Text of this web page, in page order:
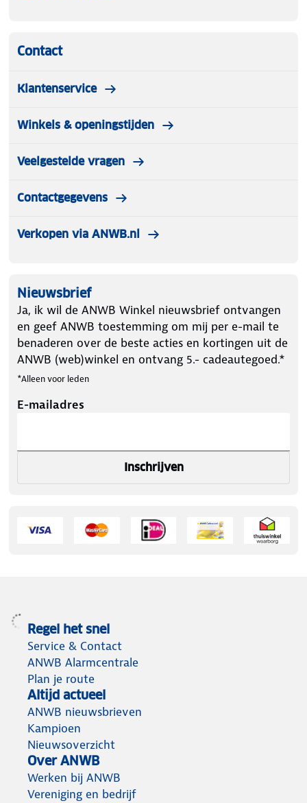
Contact
Klantenservice
Winkels & openingstijden
Veelgestelde vragen
Contactgegevens
Verkopen via ANWB.nl
Nieuwsbrief
Ja, ik wil de ANWB Winkel nieuwsbrief ontvangen
en geef ANWB toestemming om mij per e-mail te
benaderen over de beste acties en kortingen uit de
ANWB (web)winkel en ontvang 5.- cadeautegoed.*
*Alleen voor leden
E-mailadres
Inschrijven
Regel het snel
Service & Contact
ANWB Alarmcentrale
Plan je route
Altijd actueel
ANWB nieuwsbrieven
Kampioen
Nieuwsoverzicht
Over ANWB
Werken bij ANWB
Vereniging en bedrijf